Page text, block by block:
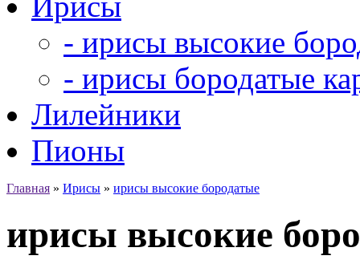
- ирисы высокие
- ирисы бородатые
Лилейники
Пионы
Главная » Ирисы » ирисы высокие бородатые
ирисы высокие